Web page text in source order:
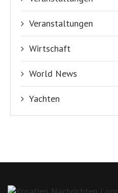
Veranstaltungen
Wirtschaft
World News
Yachten